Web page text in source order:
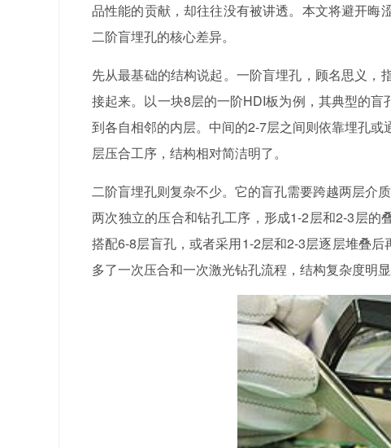
品性能的贡献，却往往没有被讲透。本文将避开
二阶盲埋孔的核心差异。
先从最基础的结构说起。一阶盲埋孔，顾名思义
接起来。以一块8层的一阶HDI板为例，其典型的
到各自相邻的内层。中间的2-7层之间则依靠埋孔
层压合工序，结构相对简洁明了。
二阶盲埋孔则复杂不少。它的盲孔需要跨越两层介
两次独立的压合和钻孔工序，形成1-2层和2-3层
搭配6-8层盲孔，或者采用1-2层和2-3层逐层堆叠
多了一次压合和一次激光钻孔流程，结构复杂度明显